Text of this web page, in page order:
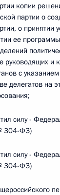
копии
партии о
о принятии
ее
руководящих и
с
делегатов на
силу -
304-ФЗ)
силу -
304-ФЗ)